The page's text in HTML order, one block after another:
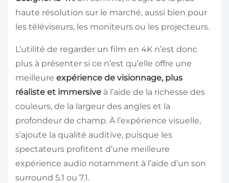
haute résolution sur le marché, aussi bien pour
les téléviseurs, les moniteurs ou les projecteurs.
L’utilité de regarder un film en 4K n’est donc
plus à présenter si ce n’est qu’elle offre une
meilleure expérience de visionnage, plus
réaliste et immersive à l’aide de la richesse des
couleurs, de la largeur des angles et la
profondeur de champ. À l’expérience visuelle,
s’ajoute la qualité auditive, puisque les
spectateurs profitent d’une meilleure
expérience audio notamment à l’aide d’un son
surround 5.1 ou 7.1.